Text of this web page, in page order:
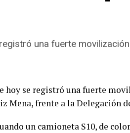
una fuerte
hoy se registró una fuerte
Mena, frente a la Delegación
un camioneta S10, de